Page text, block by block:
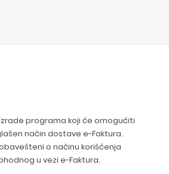
programa koji će omogućiti
način dostave e-Faktura.
o načinu korišćenja
u vezi e-Faktura.